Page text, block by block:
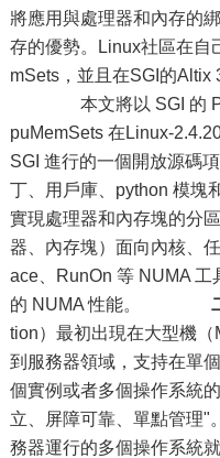
將應用與處理器和內存的
存的優勢。Linux社區在自
mSets，並且在SGI的Altix
本文將以 SGI 的
puMemSets 在Linux-
SGI 進行的一個開放源碼
丁、用戶庫、python 模塊
實現處理器和內存塊的分
器、內存塊）面向內核、
ace、RunOn 等 NUMA
的 NUMA 性能。
tion）最初出現在大型機
到服務器領域，支持在單
個實例或者多個操作系統
立、屏障可靠、單點管理"
務器運行的多個操作系統